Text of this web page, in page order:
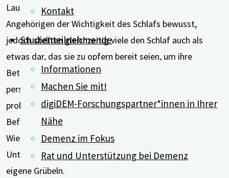
Kontakt
Studienteilnehmende
Informationen
Machen Sie mit!
digiDEM-Forschungspartner*innen in Ihrer
Nähe
Demenz im Fokus
Rat und Unterstützung bei Demenz
Laut den Autor*innen seien sich die meisten pflegenden
Angehörigen der Wichtigkeit des Schlafs bewusst,
jedoch stellten gleichzeitig viele den Schlaf auch als
etwas dar, das sie zu opfern bereit seien, um ihre
Betreuungsaufgaben, Hausarbeiten oder ihre
persönliche Freizeit aufrechtzuerhalten. Als
problematisch für die Schlafeffizienz nannten die
Befragten weniger klassische Einschlaf- und
Wiedereinschlafschwierigkeiten, sondern Faktoren wie
Unterbrechungen durch den Pflegebedürftigen oder das
eigene Grübeln.